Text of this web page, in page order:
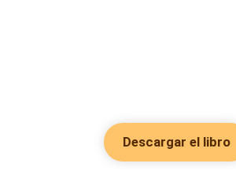
Descargar el libro